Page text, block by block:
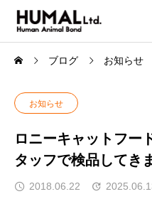
ブログ お知らせ
お知らせ
ロニーキャットフー
タッフで検品してき
2018.06.22